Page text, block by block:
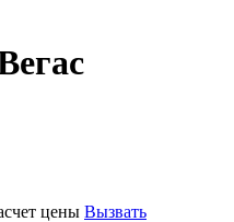
цены Вызвать